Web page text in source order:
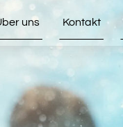
uns Kontakt